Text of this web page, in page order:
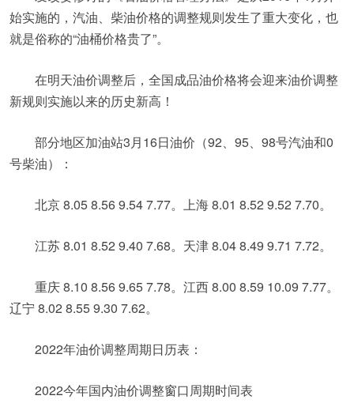
始实施的，汽油、柴油价格的调整规则发生了重大变化，也
就是俗称的“油桶价格贵了”。
在明天油价调整后，全国成品油价格将会迎来油价调整
新规则实施以来的历史新高！
部分地区加油站3月16日油价（92、95、98号汽油和0
号柴油）：
北京 8.05 8.56 9.54 7.77。上海 8.01 8.52 9.52 7.70。
江苏 8.01 8.52 9.40 7.68。天津 8.04 8.49 9.71 7.72。
重庆 8.10 8.56 9.65 7.78。江西 8.00 8.59 10.09 7.77。
辽宁 8.02 8.55 9.30 7.62。
2022年油价调整周期日历表：
2022今年国内油价调整窗口周期时间表